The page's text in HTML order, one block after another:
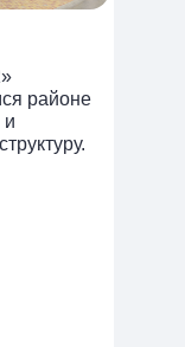
районе
и